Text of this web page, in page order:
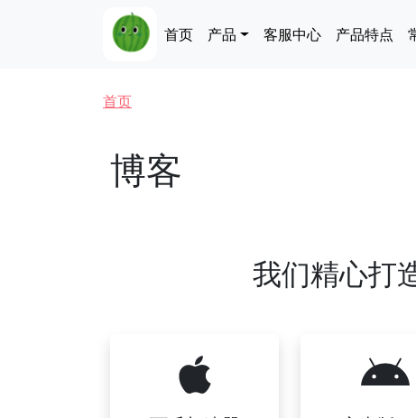
Main navigation
首页 产品 客服中心 产品特点
面包屑
首页
博客
我们精心打